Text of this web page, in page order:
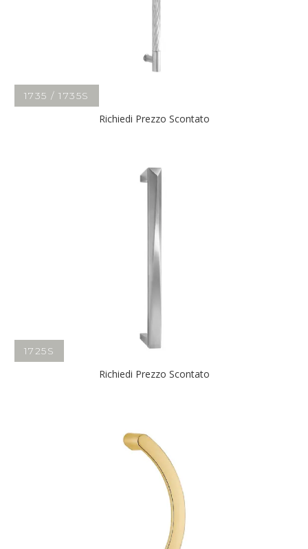
1735 / 1735S
Richiedi Prezzo Scontato
1725S
Richiedi Prezzo Scontato